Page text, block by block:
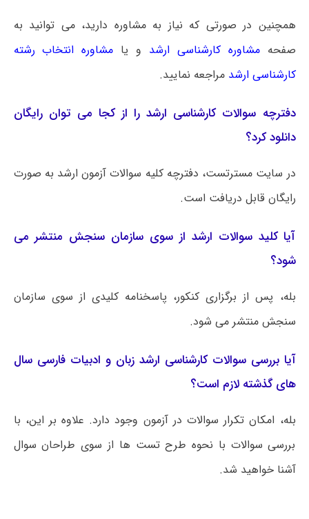
همچنین در صورتی که نیاز به مشاوره دارید، می توانید به
صفحهمشاوره کارشناسی ارشد و یا مشاوره انتخاب رشته
کارشناسی ارشد مراجعه نمایید.
دفترچه سوالات کارشناسی ارشد را از کجا می توان رایگان
دانلود کرد؟
در سایت مسترتست، دفترچه کلیه سوالات آزمون ارشد به صورت
رایگان قابل دریافت است.
آیا کلید سوالات ارشد از سوی سازمان سنجش منتشر می
شود؟
بله، پس از برگزاری کنکور، پاسخنامه کلیدی از سوی سازمان
سنجش منتشر می شود.
آیا بررسی سوالات کارشناسی ارشد زبان و ادبیات فارسی سال
های گذشته لازم است؟
بله، امکان تکرار سوالات در آزمون وجود دارد. علاوه بر این، با
بررسی سوالات با نحوه طرح تست ها از سوی طراحان سوال
آشنا خواهید شد.